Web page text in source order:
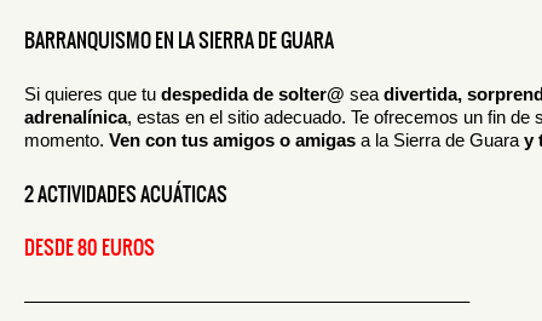
BARRANQUISMO EN LA SIERRA DE GUARA
Si quieres que tu despedida de solter@ sea divertida,
adrenalínica, estas en el sitio adecuado. Te ofrecemos un fin de
momento. Ven con tus amigos o amigas a la Sierra de Guara y
2 ACTIVIDADES ACUÁTICAS
DESDE 80 EUROS
————————————————————————–